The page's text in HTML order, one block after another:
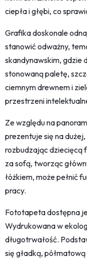
ciepła i głębi, co
Grafika doskonale
stanowić odważny,
skandynawskim, gdzie
stonowaną paletę,
ciemnym drewnem i
przestrzeni
Ze względu na
prezentuje się na
rozbudzając dziecięcą
za sofą, tworząc
łóżkiem, może pełnić
pracy.
Fototapeta dostępna
Wydrukowana w
długotrwałość.
się gładką,